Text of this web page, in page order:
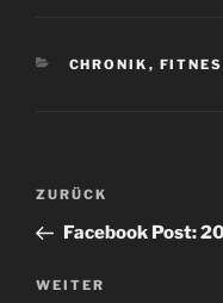
KATEGORIEN
CHRONIK ,
Beitrags-
Vorheriger
Beitrag
ZURÜCK
Facebook Post:
Nächster
WEITER